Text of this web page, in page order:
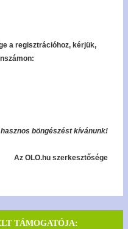
a regisztrációhoz, kérjük,
böngészést kívánunk!
Az OLO.hu szerkesztősége
TÁMOGATÓJA: